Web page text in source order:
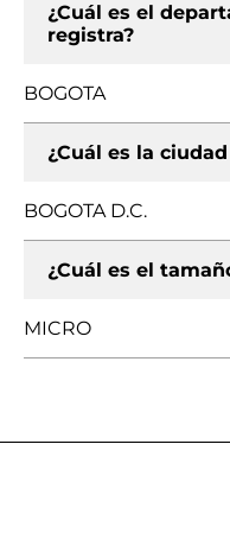
¿Cuál es el
registra?
BOGOTA
¿Cuál es la
BOGOTA D.C.
¿Cuál es el
MICRO